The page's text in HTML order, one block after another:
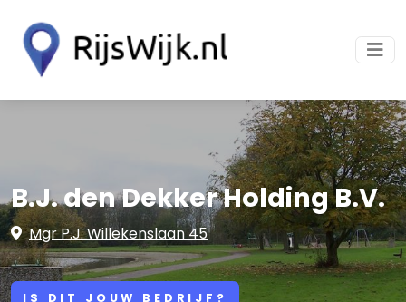
B.J. den Dekker Holding B.V.
Mgr P.J. Willekenslaan 45
IS DIT JOUW BEDRIJF?